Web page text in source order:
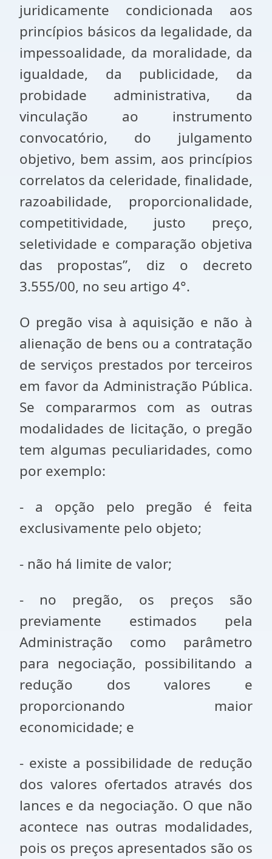
juridicamente condicionada aos
princípios básicos da legalidade, da
impessoalidade, da moralidade, da
igualdade, da publicidade, da
probidade administrativa, da
vinculação ao instrumento
convocatório, do julgamento
objetivo, bem assim, aos princípios
correlatos da celeridade, finalidade,
razoabilidade, proporcionalidade,
competitividade, justo preço,
seletividade e comparação objetiva
das propostas”, diz o decreto
3.555/00, no seu artigo 4°.
O pregão visa à aquisição e não à
alienação de bens ou a contratação
de serviços prestados por terceiros
em favor da Administração Pública.
Se compararmos com as outras
modalidades de licitação, o pregão
tem algumas peculiaridades, como
por exemplo:
- a opção pelo pregão é feita
exclusivamente pelo objeto;
- não há limite de valor;
- no pregão, os preços são
previamente estimados pela
Administração como parâmetro
para negociação, possibilitando a
redução dos valores e
proporcionando maior
economicidade; e
- existe a possibilidade de redução
dos valores ofertados através dos
lances e da negociação. O que não
acontece nas outras modalidades,
pois os preços apresentados são os